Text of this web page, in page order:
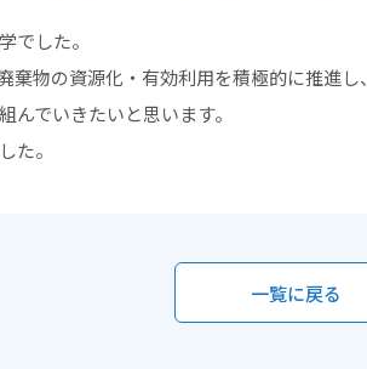
でした。
棄物の資源化・有効利用を積極的に推進し、
んでいきたいと思います。
た。
一覧に戻る